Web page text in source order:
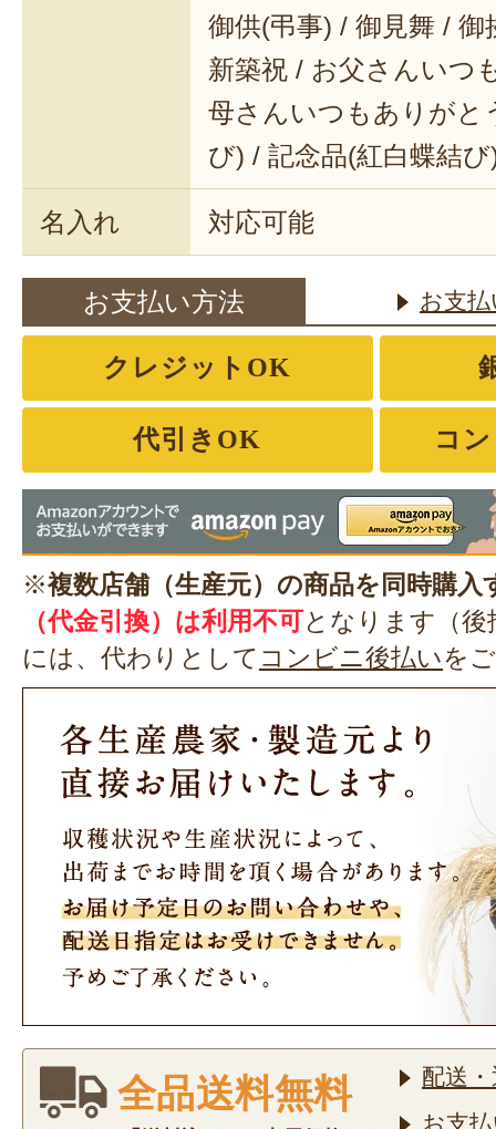
御供(弔事) / 御見舞 / 御
新築祝 / お父さんいつ
母さんいつもありがと
び) / 記念品(紅白蝶結び
名入れ 対応可能
お支払い方法 お支
クレジットOK
代引きOK コ
※複数店舗（生産元）の商品を同時購入
（代金引換）は利用不可となります（
には、代わりとして コンビニ後払いを
全品送料無料
配送
お支